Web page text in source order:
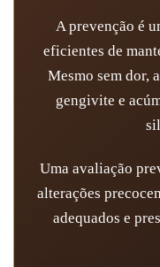
A prevenção é
eficientes de
Mesmo sem dor,
gengivite e
Uma avaliação
alterações
adequados e